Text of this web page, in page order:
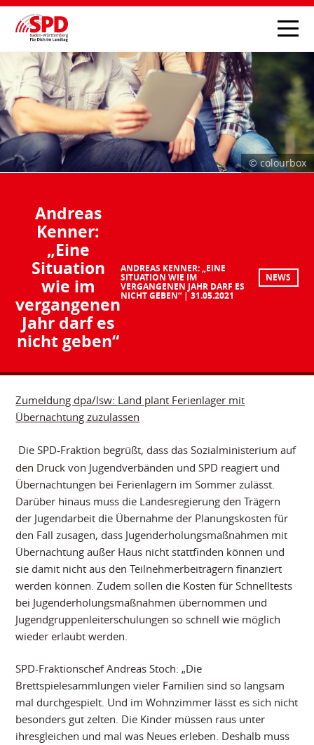
© colourbox
Andreas
Kenner:
„Eine
Situation
wie im
vergangenen
Jahr darf es
nicht geben“
ANDREAS KENNER: „EINE
SITUATION WIE IM
VERGANGENEN JAHR DARF ES
NICHT GEBEN“ 31.05.2021
NEWS
Zumeldung dpa/lsw: Land plant Ferienlager mit
Übernachtung zuzulassen
Die SPD-Fraktion begrüßt, dass das Sozialministerium auf
den Druck von Jugendverbänden und SPD reagiert und
Übernachtungen bei Ferienlagern im Sommer zulässt.
Darüber hinaus muss die Landesregierung den Trägern
der Jugendarbeit die Übernahme der Planungskosten für
den Fall zusagen, dass Jugenderholungsmaßnahmen mit
Übernachtung außer Haus nicht stattfinden können und
sie damit nicht aus den Teilnehmerbeiträgern finanziert
werden können. Zudem sollen die Kosten für Schnelltests
bei Jugenderholungsmaßnahmen übernommen und
Jugendgruppenleiterschulungen so schnell wie möglich
wieder erlaubt werden.
SPD-Fraktionschef Andreas Stoch: „Die
Brettspielesammlungen vieler Familien sind so langsam
mal durchgespielt. Und im Wohnzimmer lässt es sich nicht
besonders gut zelten. Die Kinder müssen raus unter
ihresgleichen und mal was Neues erleben. Deshalb muss